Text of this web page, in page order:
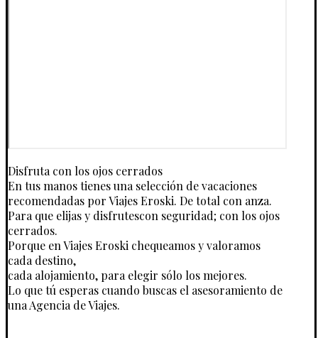
Disfruta con los ojos cerrados
En tus manos tienes una selección de vacaciones
recomendadas por Viajes Eroski. De total con anza.
Para que elijas y disfrutescon seguridad; con los ojos
cerrados.
Porque en Viajes Eroski chequeamos y valoramos
cada destino,
cada alojamiento, para elegir sólo los mejores.
Lo que tú esperas cuando buscas el asesoramiento de
una Agencia de Viajes.